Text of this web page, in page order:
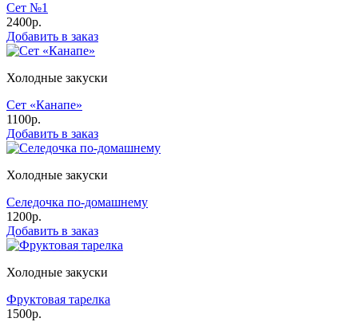
Сет №1
2400р.
Добавить в заказ
Холодные закуски
Сет «Канапе»
1100р.
Добавить в заказ
Холодные закуски
Селедочка по-домашнему
1200р.
Добавить в заказ
Холодные закуски
Фруктовая тарелка
1500р.